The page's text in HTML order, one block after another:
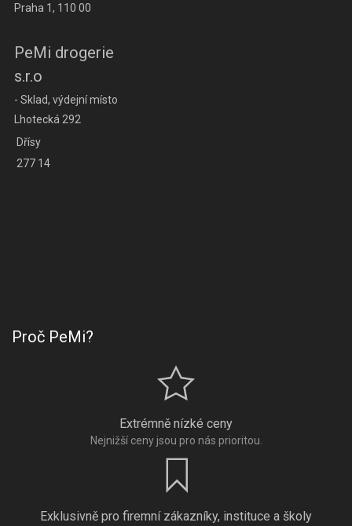
Praha 1, 110 00
PeMi drogerie
s.r.o
- Sklad, výdejní místo
Lhotecká 292
Dřísy
277 14
Proč PeMi?
Extrémně nízké ceny
Nejnižší ceny jsou pro nás prioritou.
Exklusivně pro firemní zákazníky, instituce a školy